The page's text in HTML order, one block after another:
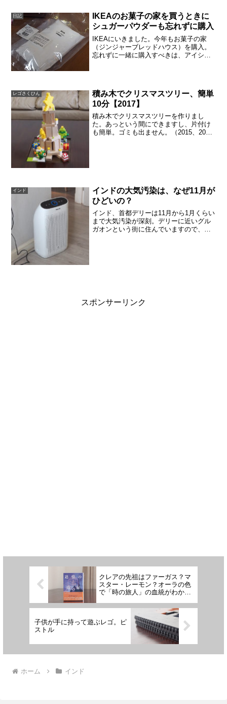
おります。我が家は正月の墓参も無事に
お参りできました。し...
日記
IKEAのお菓子の家を買うときに
シュガーパウダーも忘れずに購入
IKEAにいきました。今年もお菓子の家
（ジンジャーブレッドハウス）を購入。
忘れずに一緒に購入すべきは、アイシン
レゴさくひん
積み木でクリスマスツリー、簡単
10分【2017】
積み木でクリスマスツリーを作りまし
た。あっという間にできますし、片付け
も簡単。ゴミも出ません。（2015、2016
インド
インドの大気汚染は、なぜ11月が
ひどいの？
インド、首都デリーは11月から1月くらい
まで大気汚染が深刻。デリーに近いグル
ガオンという街に住んでいますので、や
スポンサーリンク
クレアの先祖はファーガス？マ
スター・レーモン？オーラの色
で「時の旅人」の血統がわかる
子供が手に持って遊ぶレゴ。ピ
ストル
ホーム インド